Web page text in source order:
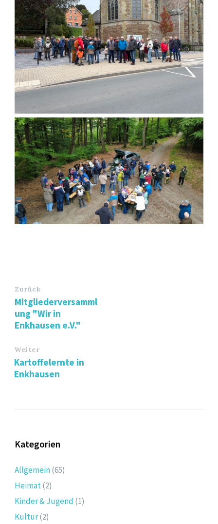
Zurück
Mitgliederversamml
ung "Wir in
Enkhausen e.V."
Weiter
Kartoffelernte in
Enkhausen
Kategorien
Allgemein(65)
Heimat(2)
Kinder & Jugend (1)
Kultur(2)